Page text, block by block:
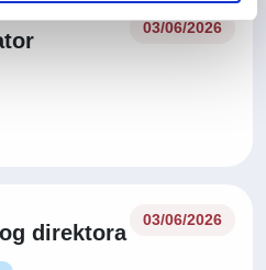
03/06/2026
direktora
03/06/2026